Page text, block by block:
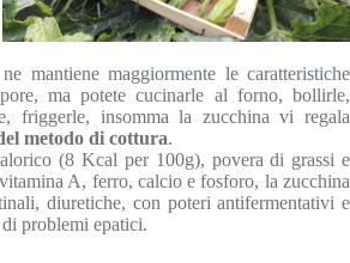
mantiene maggiormente le caratteristiche
ma potete cucinarle al forno, bollirle,
friggerle, insomma la zucchina vi regala
metodo di cottura.
(8 Kcal per 100g), povera di grassi e
A, ferro, calcio e fosforo, la zucchina
diuretiche, con poteri antifermentativi e
problemi epatici.